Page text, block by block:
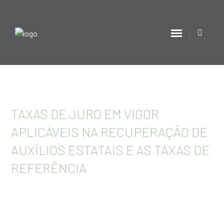
TAXAS DE JURO EM VIGOR
APLICÁVEIS NA RECUPERAÇÃO DE
AUXÍLIOS ESTATAIS E AS TAXAS DE
REFERÊNCIA